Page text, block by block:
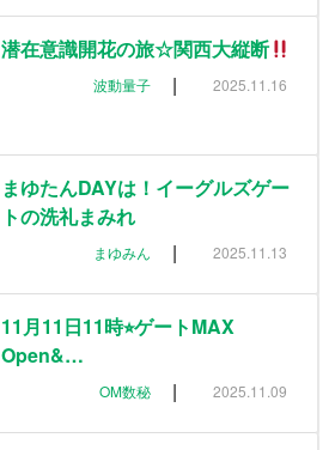
潜在意識開花の旅☆関西大縦断
波動量子 | 2025.11.16
まゆたんDAYは！イーグルズゲー
トの洗礼まみれ
まゆみん | 2025.11.13
11月11日11時⭐︎ゲートMAX
Open&…
OM数秘 | 2025.11.09